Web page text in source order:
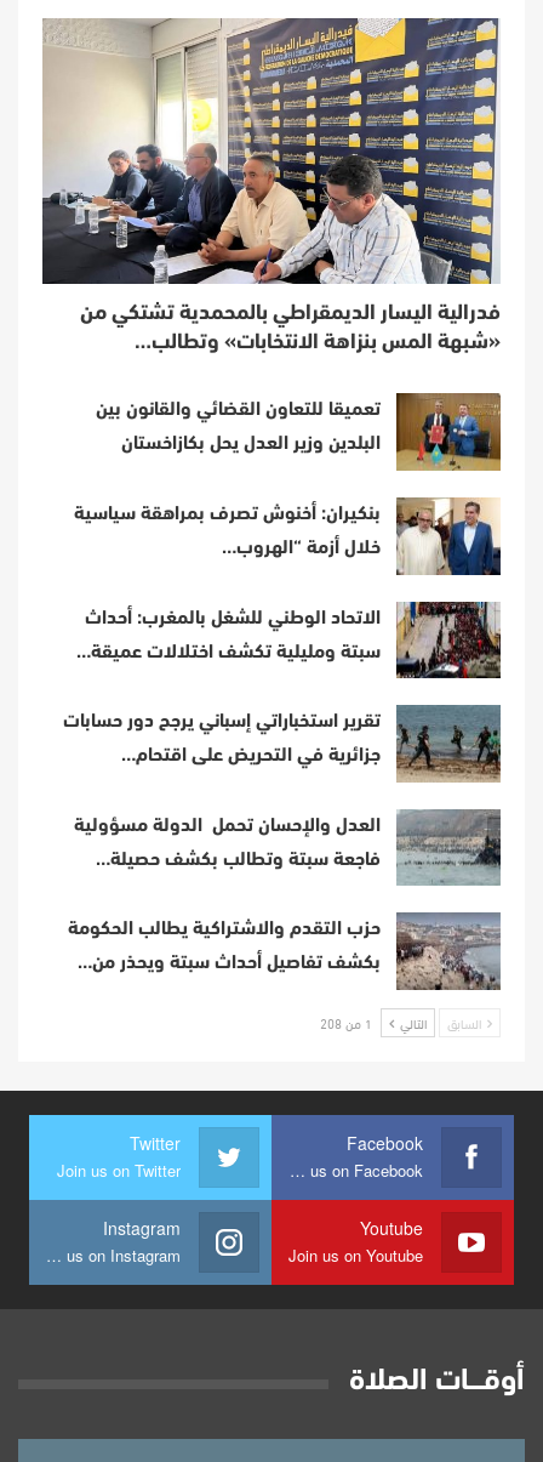
فدرالية اليسار الديمقراطي بالمحمدية تشتكي من
«شبهة المس بنزاهة الانتخابات» وتطالب…
تعميقا للتعاون القضائي والقانون بين
البلدين وزير العدل يحل بكازاخستان
بنكيران: أخنوش تصرف بمراهقة سياسية
خلال أزمة “الهروب…
الاتحاد الوطني للشغل بالمغرب: أحداث
سبتة ومليلية تكشف اختلالات عميقة…
تقرير استخباراتي إسباني يرجح دور حسابات
جزائرية في التحريض على اقتحام…
العدل والإحسان تحمل الدولة مسؤولية
فاجعة سبتة وتطالب بكشف حصيلة…
حزب التقدم والاشتراكية يطالب الحكومة
بكشف تفاصيل أحداث سبتة ويحذر من…
السابق التالي 1 من 208
Facebook
Join us on Facebook
Twitter
Join us on Twitter
Youtube
Join us on Youtube
Instagram
Join us on Instagram
أوقــــات الصلاة